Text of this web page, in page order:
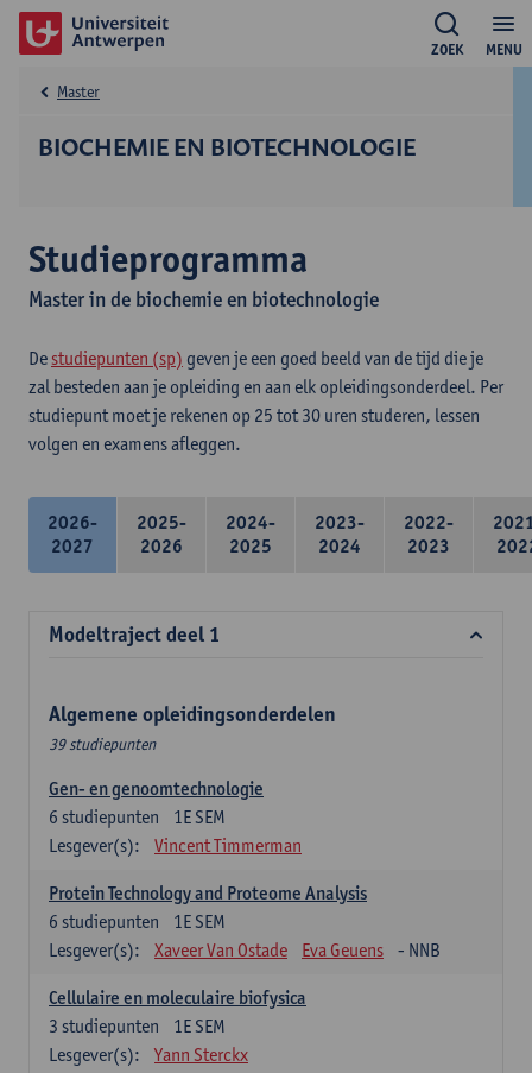
MENU
ZOEK
BIOCHEMIE EN BIOTECHNOLOGIE
Master
Studieprogramma
Master in de biochemie en biotechnologie
De studiepunten (sp) geven je een goed beeld van de tijd die je
zal besteden aan je opleiding en aan elk opleidingsonderdeel. Per
studiepunt moet je rekenen op 25 tot 30 uren studeren, lessen
volgen en examens afleggen.
2026-
2027
2025-
2026
2024-
2025
2023-
2024
2022-
2023
Modeltraject deel 1
Algemene opleidingsonderdelen
39 studiepunten
Gen- en genoomtechnologie
1E SEM
6 studiepunten
Lesgever(s):
Vincent Timmerman
Protein Technology and Proteome Analysis
1E SEM
6 studiepunten
Lesgever(s):
Xaveer Van Ostade Eva Geuens - NNB
Cellulaire en moleculaire biofysica
1E SEM
3 studiepunten
Lesgever(s):
Yann Sterckx